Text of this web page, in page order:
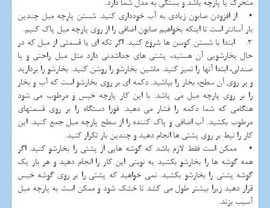
• از افزودن صابون زیادی به آب خودداری کنید. شستن پارچه مبل چندین
بار آسانتر است تا اینکه بخواهیم صابون اضافی را از روی پارچه مبل پاک کنیم.
3. ابتدا با شستن کوسن ها شروع کنید. اگر تکه ای یا قسمتی از مبل که در
حال بخارشویی آن هستید، پشتی های جداشدنی دارد مثل مبل راحتی و یا
صندلی، ابتدا آنها را تمیز کنید. ماشین بخارشو را روشن کنید. بخارشو را بردارید
و بر روی آن سطح، بخار را بپاشید. دکمه ای بر روی بخارشو است که آب و بخار
را بر روی پارچه مبل می پاشد. با این کار پارچه خیس و مرطوب می شود
هنگامی که شما دکمه را فشار می دهید. فورا دستگاه را بر روی قسمتهای
مرطوب بکشید. آب اضافی و پاک کننده را از سطح پارچه مبل جمع کنید. این
کار را نیط بر روی پشتی ها انجام دهید و چندین بار تکرار کنید.
• ممکن است فقط لازم باشد که گوشه هایی از پشتی را بخارشو کنید. اگر
همه گوشه ها را بخارشو بکشید به نوبتی این کار را انجام دهید و هر بار یک
گوشه پشتی را بخارشو بکشید. نمی خواهید که پشتی را بر روی گوشه خیس
قرار دهید زیرا بیشتر طول می کشد تا خشک شود و ممکن است به پارچه مبل
آسیب بزند.